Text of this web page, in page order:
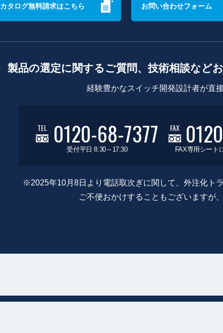
カタログ無料請求はこちら お問い合わせフォーム
製品の選定に関するご質問、技術相談など
経験豊かなスイッチ開発設計者が直
TEL 0120-68-7377
受付平日 8:30～17:30
FAX
FAX専用シート
※2025年10月8日より電話取次ぎに関して、外注化ト
ご不便おかけすることもございますが